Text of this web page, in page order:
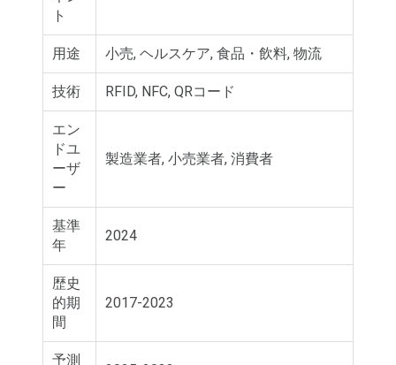
ト
用途 小売, ヘルスケア, 食品・飲料, 物流
技術 RFID, NFC, QRコード
エン
ドユ
ーザ
ー
製造業者, 小売業者, 消費者
基準
年
2024
歴史
的期
間
2017-2023
予測